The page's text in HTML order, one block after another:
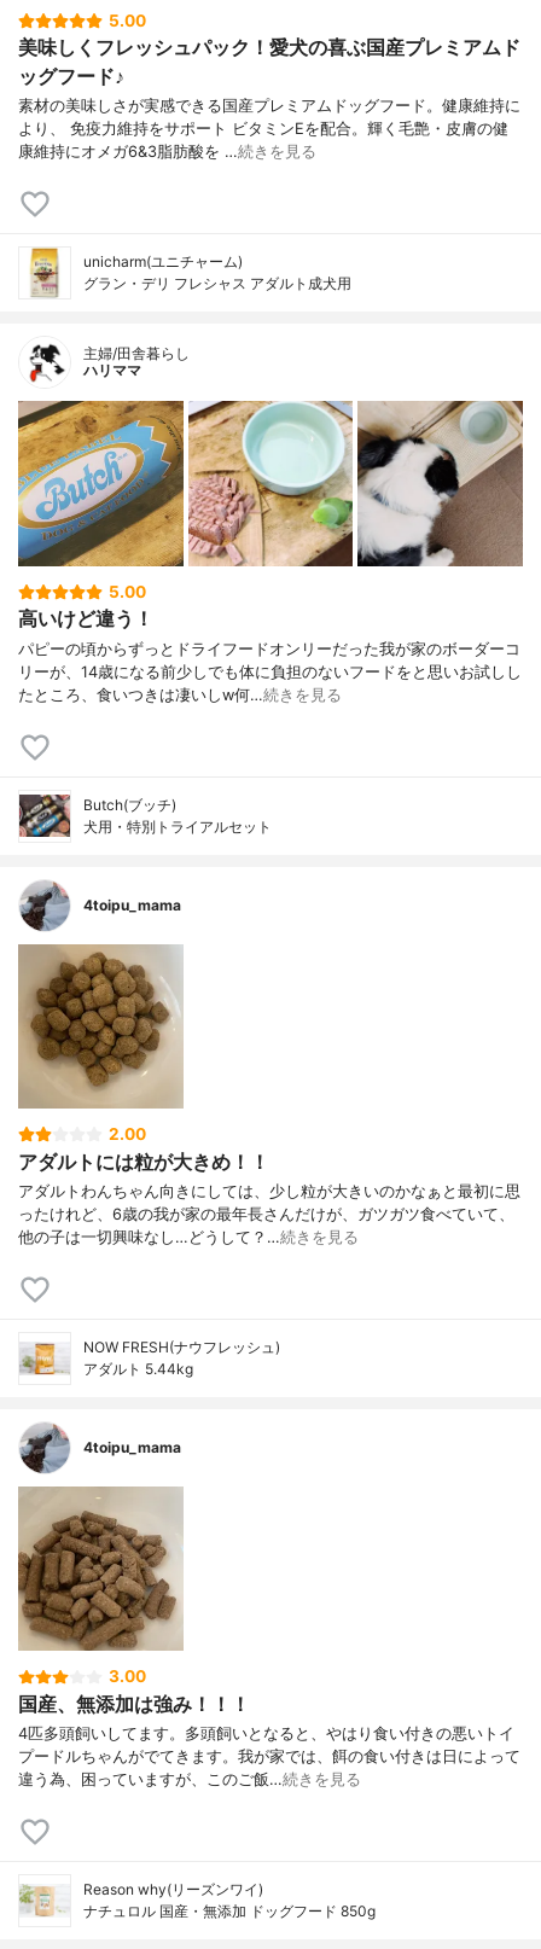
5.00
美味しくフレッシュパック！愛犬の喜ぶ国産プレミアムド
ッグフード♪
素材の美味しさが実感できる国産プレミアムドッグフード。健康維持に
より、 免疫力維持をサポート ビタミンEを配合。輝く毛艶・皮膚の健
康維持にオメガ6&3脂肪酸を …続きを見る
unicharm(ユニチャーム)
グラン・デリ フレシャス アダルト成犬用
主婦/田舎暮らし
ハリママ
5.00
高いけど違う！
パピーの頃からずっとドライフードオンリーだった我が家のボーダーコ
リーが、14歳になる前少しでも体に負担のないフードをと思いお試しし
たところ、食いつきは凄いしw何…続きを見る
Butch(ブッチ)
犬用・特別トライアルセット
4toipu_mama
2.00
アダルトには粒が大きめ！！
アダルトわんちゃん向きにしては、少し粒が大きいのかなぁと最初に思
ったけれど、6歳の我が家の最年長さんだけが、ガツガツ食べていて、
他の子は一切興味なし…どうして？…続きを見る
NOW FRESH(ナウフレッシュ)
アダルト 5.44kg
4toipu_mama
3.00
国産、無添加は強み！！！
4匹多頭飼いしてます。多頭飼いとなると、やはり食い付きの悪いトイ
プードルちゃんがでてきます。我が家では、餌の食い付きは日によって
違う為、困っていますが、このご飯…続きを見る
Reason why(リーズンワイ)
ナチュロル 国産・無添加 ドッグフード 850g